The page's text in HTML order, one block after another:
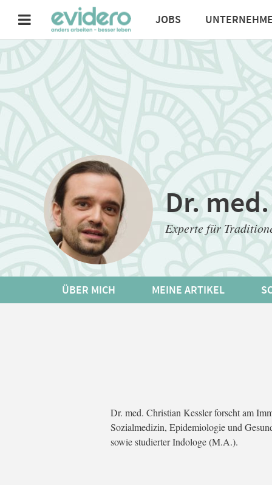
JOBS
Dr.
Experte für
ÜBER MICH MEINE ARTIKEL
Dr. med. Christian Kessler forscht am
Sozialmedizin, Epidemiologie und
sowie studierter Indologe (M.A.).